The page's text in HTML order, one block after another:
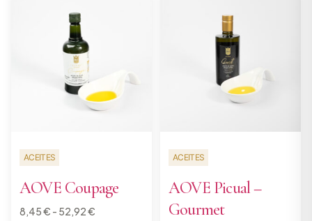
ACEITES
AOVE Coupage
8,45€ - 52,92€
ACEITES
AOVE Picual –
Gourmet